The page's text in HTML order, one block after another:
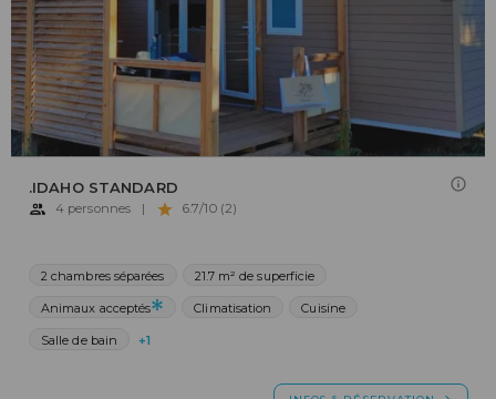
.IDAHO STANDARD
4 personnes | 6.7/10 (2)
2 chambres séparées 21.7 m² de superficie
Animaux acceptés Climatisation Cuisine
Salle de bain +1